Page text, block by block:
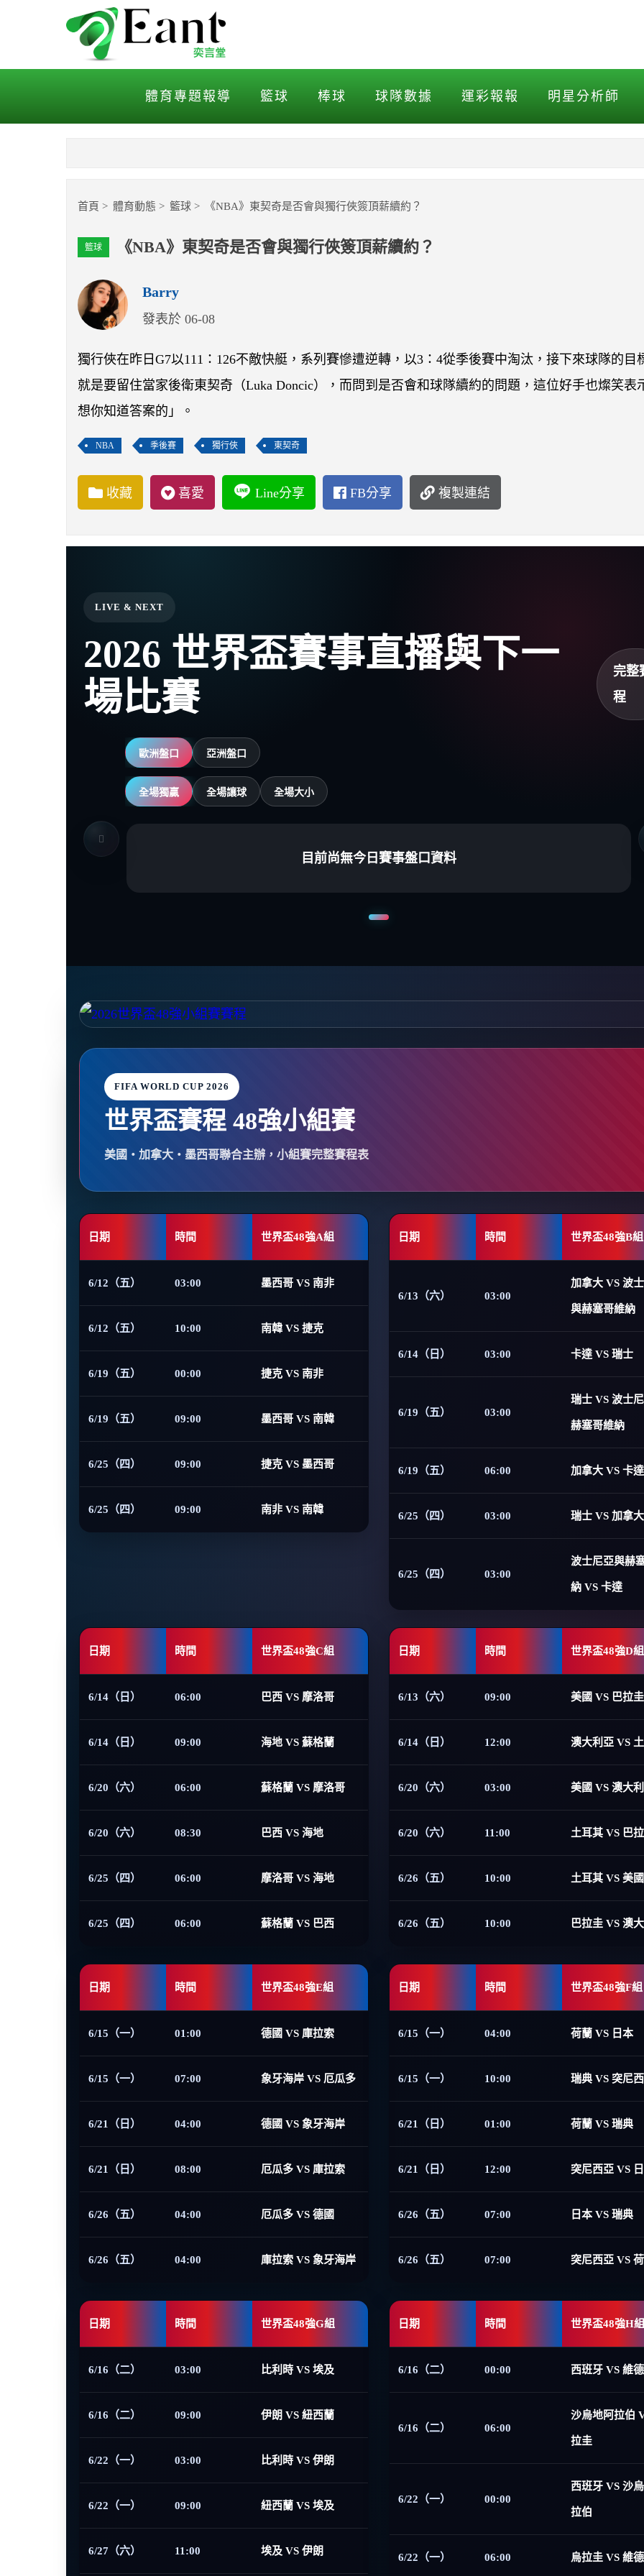
《NBA》東契奇是否會與獨行俠簽頂薪續約？
體育專題報導 籃球 棒球 球隊數據 運彩報報 明星分析師
首頁 體育動態 籃球 《NBA》東契奇是否會與獨行俠簽頂薪續約？
籃球 《NBA》東契奇是否會與獨行俠簽頂薪續約？
Barry
發表於 06-08
獨行俠在昨日G7以111：126不敵快艇，系列賽慘遭逆轉，以3：4從季後賽中淘汰，接下來球隊的目
就是要留住當家後衛東契奇（Luka Doncic），而問到是否會和球隊續約的問題，這位好手也燦笑表
想你知道答案的」。
NBA 季後賽 獨行俠 東契奇
收藏 喜愛 Line分享 FB分享 複製連結
LIVE & NEXT
2026 世界盃賽事直播與下一
場比賽
完整
程
歐洲盤口 亞洲盤口
全場獨贏 全場讓球 全場大小
目前尚無今日賽事盤口資料
FIFA WORLD CUP 2026
世界盃賽程 48強小組賽
美國・加拿大・墨西哥聯合主辦，小組賽完整賽程表
日期 時間 世界盃48強A組
6/12（五） 03:00 墨西哥 VS 南非
6/12（五） 10:00 南韓 VS 捷克
6/19（五） 00:00 捷克 VS 南非
6/19（五） 09:00 墨西哥 VS 南韓
6/25（四） 09:00 捷克 VS 墨西哥
6/25（四） 09:00 南非 VS 南韓
日期 時間 世界盃48強B組
6/13（六） 03:00
加拿大 VS 波
與赫塞哥維納
6/14（日） 03:00 卡達 VS 瑞士
6/19（五） 03:00
瑞士 VS 波士
赫塞哥維納
6/19（五） 06:00 加拿大 VS 卡達
6/25（四） 03:00 瑞士 VS 加拿大
6/25（四） 03:00
波士尼亞與赫
納 VS 卡達
日期 時間 世界盃48強C組
6/14（日） 06:00 巴西 VS 摩洛哥
6/14（日） 09:00 海地 VS 蘇格蘭
6/20（六） 06:00 蘇格蘭 VS 摩洛哥
6/20（六） 08:30 巴西 VS 海地
6/25（四） 06:00 摩洛哥 VS 海地
6/25（四） 06:00 蘇格蘭 VS 巴西
日期 時間 世界盃48強D組
6/13（六） 09:00 美國 VS 巴拉圭
6/14（日） 12:00 澳大利亞 VS
6/20（六） 03:00 美國 VS 澳大
6/20（六） 11:00 土耳其 VS 巴
6/26（五） 10:00 土耳其 VS 美國
6/26（五） 10:00 巴拉圭 VS 澳
日期 時間 世界盃48強E組
6/15（一） 01:00 德國 VS 庫拉索
6/15（一） 07:00 象牙海岸 VS 厄瓜多
6/21（日） 04:00 德國 VS 象牙海岸
6/21（日） 08:00 厄瓜多 VS 庫拉索
6/26（五） 04:00 厄瓜多 VS 德國
6/26（五） 04:00 庫拉索 VS 象牙海岸
日期 時間 世界盃48強F組
6/15（一） 04:00 荷蘭 VS 日本
6/15（一） 10:00 瑞典 VS 突尼
6/21（日） 01:00 荷蘭 VS 瑞典
6/21（日） 12:00 突尼西亞 VS
6/26（五） 07:00 日本 VS 瑞典
6/26（五） 07:00 突尼西亞 VS
日期 時間 世界盃48強G組
6/16（二） 03:00 比利時 VS 埃及
6/16（二） 09:00 伊朗 VS 紐西蘭
6/22（一） 03:00 比利時 VS 伊朗
6/22（一） 09:00 紐西蘭 VS 埃及
6/27（六） 11:00 埃及 VS 伊朗
日期 時間 世界盃48強H組
6/16（二） 00:00 西班牙 VS 維
6/16（二） 06:00
沙烏地阿拉伯
拉圭
6/22（一） 00:00
西班牙 VS 沙
拉伯
6/22（一） 06:00 烏拉圭 VS 維